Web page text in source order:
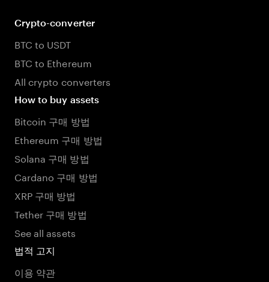
Crypto-converter
BTC to USDT
BTC to Ethereum
All crypto converters
How to buy assets
Bitcoin 구매 방법
Ethereum 구매 방법
Solana 구매 방법
Cardano 구매 방법
XRP 구매 방법
Tether 구매 방법
See all assets
법적 고지
이용 약관